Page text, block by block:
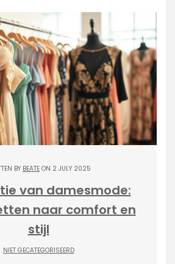
BY BEATE ON 2 JULY 2025
van damesmode:
naar comfort en
stijl
NIET GECATEGORISEERD